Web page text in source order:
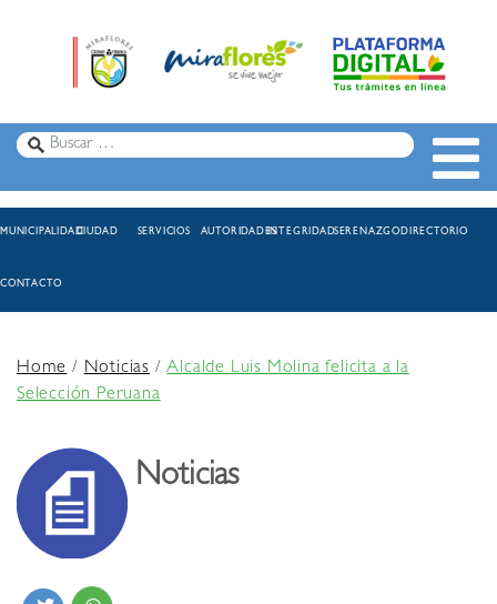
MUNICIPALIDADCIUDAD SERVICIOS AUTORIDADESINTEGRIDADSERENAZGODIRECTORIO
CONTACTO
Home/Noticias /Alcalde Luis Molina felicita a la
Selección Peruana
Noticias